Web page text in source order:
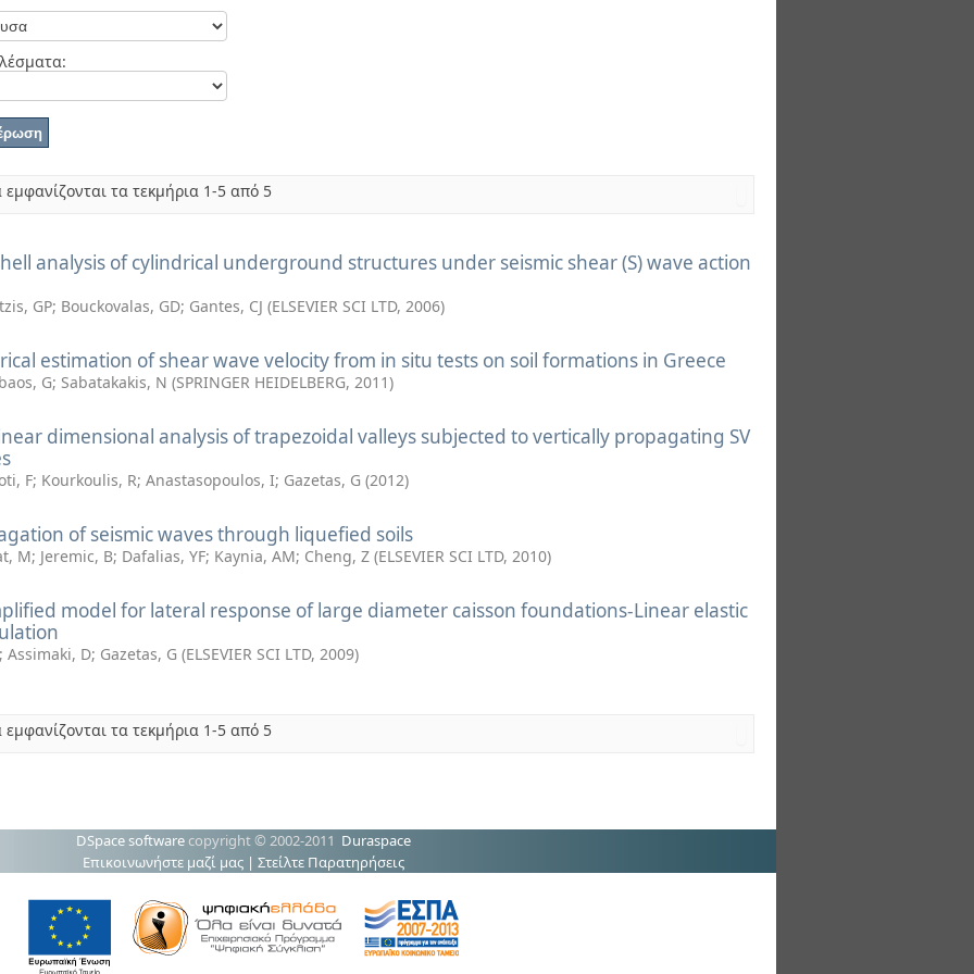
τα τεκμήρια 1-5 από 5
analysis of cylindrical underground structures under seismic shear (S) wave action
GP; Bouckovalas, GD; Gantes, CJ (ELSEVIER SCI LTD, 2006)
estimation of shear wave velocity from in situ tests on soil formations in Greece
G; Sabatakakis, N (SPRINGER HEIDELBERG, 2011)
dimensional analysis of trapezoidal valleys subjected to vertically propagating SV
F; Kourkoulis, R; Anastasopoulos, I; Gazetas, G (2012)
of seismic waves through liquefied soils
M; Jeremic, B; Dafalias, YF; Kaynia, AM; Cheng, Z (ELSEVIER SCI LTD, 2010)
model for lateral response of large diameter caisson foundations-Linear elastic
; Assimaki, D; Gazetas, G (ELSEVIER SCI LTD, 2009)
τα τεκμήρια 1-5 από 5
DSpace software copyright © 2002-2011 Duraspace
Επικοινωνήστε μαζί μας | Στείλτε Παρατηρήσεις